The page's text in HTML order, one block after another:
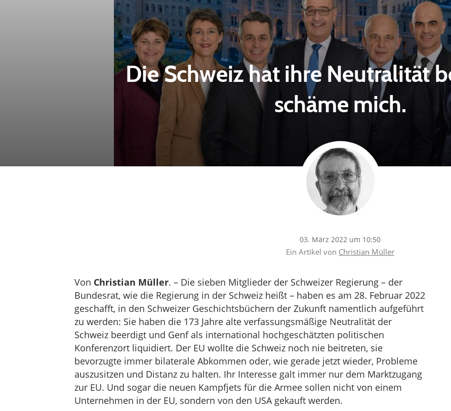
Die Schweiz hat ihre Neutralität
schäme mich.
03. März 2022 um 10:50
Ein Artikel von Christian Müller
Von Christian Müller. – Die sieben Mitglieder der Schweizer Regierung – der
Bundesrat, wie die Regierung in der Schweiz heißt – haben es am 28. Februar 2022
geschafft, in den Schweizer Geschichtsbüchern der Zukunft namentlich aufgeführt
zu werden: Sie haben die 173 Jahre alte verfassungsmäßige Neutralität der
Schweiz beerdigt und Genf als international hochgeschätzten politischen
Konferenzort liquidiert. Der EU wollte die Schweiz noch nie beitreten, sie
bevorzugte immer bilaterale Abkommen oder, wie gerade jetzt wieder, Probleme
auszusitzen und Distanz zu halten. Ihr Interesse galt immer nur dem Marktzugang
zur EU. Und sogar die neuen Kampfjets für die Armee sollen nicht von einem
Unternehmen in der EU, sondern von den USA gekauft werden.